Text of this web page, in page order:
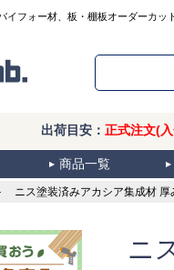
イフォー材、板・棚板オーダーカッ
出荷目安： 正式注文(
商品一覧
ニス塗装済みアカシア集成材 厚
ニ